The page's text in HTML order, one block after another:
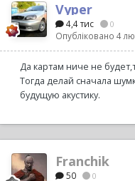
Vyper
4,4 тис 0
Опубліковано 4
Да картам ниче не
Тогда делай сначала
будущую акустику.
Franchik
50 0